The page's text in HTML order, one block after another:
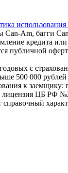
Am, багги
кредита
публичной
с
500 000
к заемщику:
ЦБ РФ